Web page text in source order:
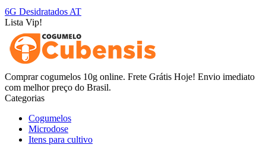
6G Desidratados AT
Lista Vip!
Comprar cogumelos 10g online. Frete Grátis Hoje! Envio imediato
com melhor preço do Brasil.
Categorias
Cogumelos
Microdose
Itens para cultivo